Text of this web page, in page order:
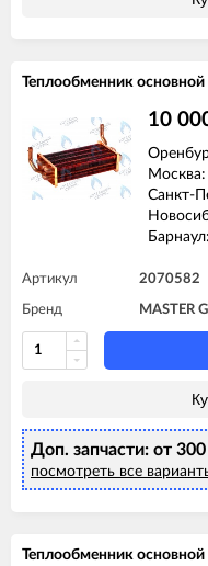
Теплообменник основной
10
Москва:
Санкт-
Барнаул:
Артикул 2070582
Бренд MASTER
Доп. запчасти: от 300
посмотреть все
Теплообменник основной